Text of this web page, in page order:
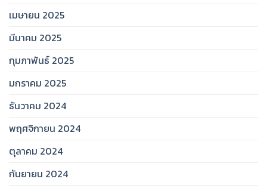
เมษายน 2025
มีนาคม 2025
กุมภาพันธ์ 2025
มกราคม 2025
ธันวาคม 2024
พฤศจิกายน 2024
ตุลาคม 2024
กันยายน 2024